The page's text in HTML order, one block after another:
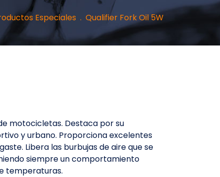
Especiales Qualifier Fork Oil 5W
motocicletas. Destaca por su
y urbano. Proporciona excelentes
Libera las burbujas de aire que se
siempre un comportamiento
temperaturas.